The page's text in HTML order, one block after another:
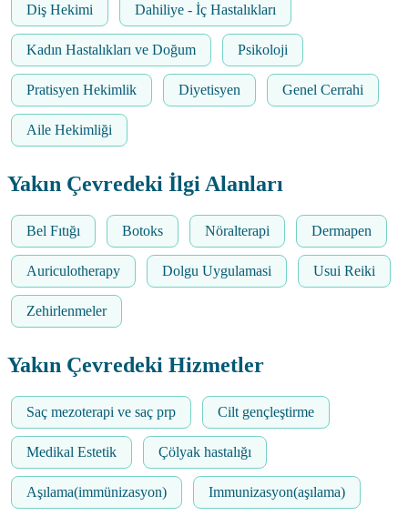
Diş Hekimi Dahiliye - İç Hastalıkları
Kadın Hastalıkları ve Doğum Psikoloji
Pratisyen Hekimlik Diyetisyen Genel Cerrahi
Aile Hekimliği
Yakın Çevredeki İlgi Alanları
Bel Fıtığı Botoks Nöralterapi Dermapen
Auriculotherapy Dolgu Uygulamasi Usui Reiki
Zehirlenmeler
Yakın Çevredeki Hizmetler
Saç mezoterapi ve saç prp Cilt gençleştirme
Medikal Estetik Çölyak hastalığı
Aşılama(immünizasyon) Immunizasyon(aşılama)